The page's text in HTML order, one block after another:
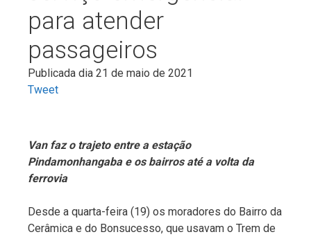
para atender
passageiros
Publicada dia 21 de maio de 2021
Tweet
Van faz o trajeto entre a estação
Pindamonhangaba e os bairros até a volta da
ferrovia
Desde a quarta-feira (19) os moradores do Bairro da
Cerâmica e do Bonsucesso, que usavam o Trem de